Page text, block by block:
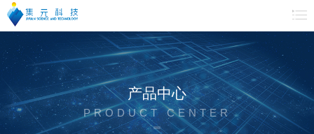
产品中心
PRODUCT CENTER